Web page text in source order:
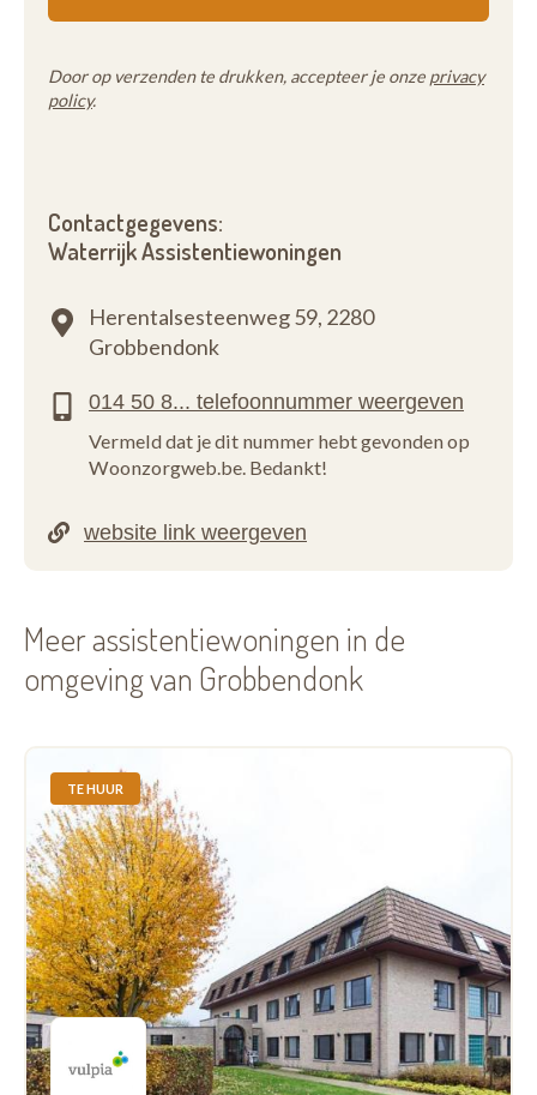
Door op verzenden te drukken, accepteer je onze privacy
policy.
Contactgegevens:
Waterrijk Assistentiewoningen
Herentalsesteenweg 59, 2280
Grobbendonk
Vermeld dat je dit nummer hebt gevonden op
Woonzorgweb.be. Bedankt!
Meer assistentiewoningen in de
omgeving van Grobbendonk
TE HUUR